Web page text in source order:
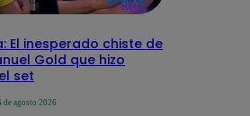
El inesperado chiste de
Gold que hizo
set
de agosto 2026